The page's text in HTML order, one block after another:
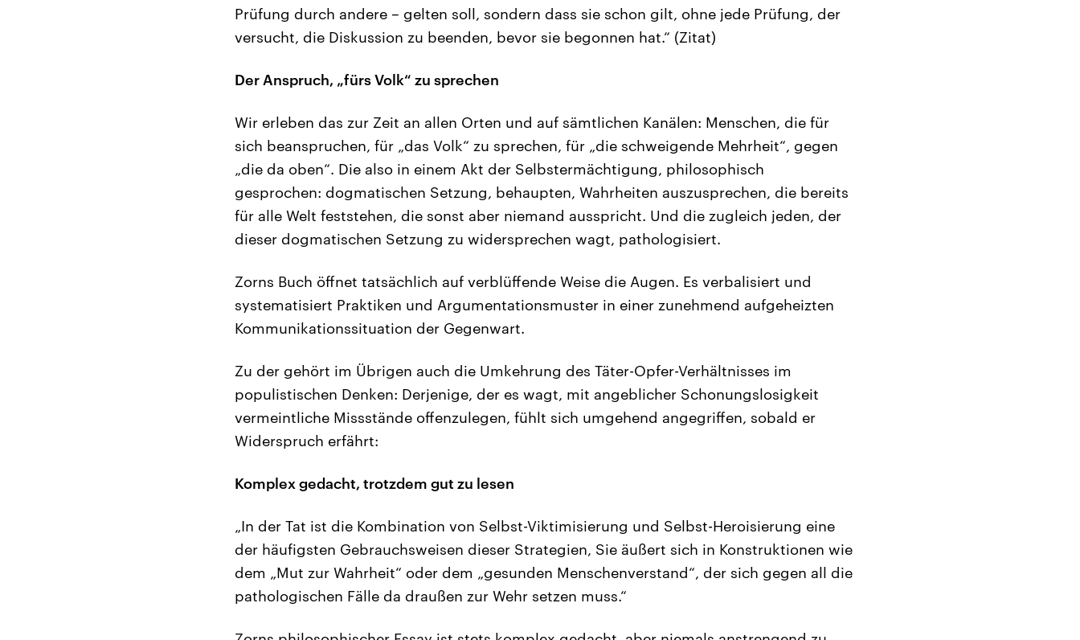
Prüfung durch andere – gelten soll, sondern dass sie schon gilt, ohne jede Prüfung, der
versucht, die Diskussion zu beenden, bevor sie begonnen hat.“ (Zitat)
Der Anspruch, „fürs Volk“ zu sprechen
Wir erleben das zur Zeit an allen Orten und auf sämtlichen Kanälen: Menschen, die für
sich beanspruchen, für „das Volk“ zu sprechen, für „die schweigende Mehrheit“, gegen
„die da oben“. Die also in einem Akt der Selbstermächtigung, philosophisch
gesprochen: dogmatischen Setzung, behaupten, Wahrheiten auszusprechen, die bereits
für alle Welt feststehen, die sonst aber niemand ausspricht. Und die zugleich jeden, der
dieser dogmatischen Setzung zu widersprechen wagt, pathologisiert.
Zorns Buch öffnet tatsächlich auf verblüffende Weise die Augen. Es verbalisiert und
systematisiert Praktiken und Argumentationsmuster in einer zunehmend aufgeheizten
Kommunikationssituation der Gegenwart.
Zu der gehört im Übrigen auch die Umkehrung des Täter-Opfer-Verhältnisses im
populistischen Denken: Derjenige, der es wagt, mit angeblicher Schonungslosigkeit
vermeintliche Missstände offenzulegen, fühlt sich umgehend angegriffen, sobald er
Widerspruch erfährt:
Komplex gedacht, trotzdem gut zu lesen
„In der Tat ist die Kombination von Selbst-Viktimisierung und Selbst-Heroisierung eine
der häufigsten Gebrauchsweisen dieser Strategien, Sie äußert sich in Konstruktionen wie
dem „Mut zur Wahrheit“ oder dem „gesunden Menschenverstand“, der sich gegen all die
pathologischen Fälle da draußen zur Wehr setzen muss.“